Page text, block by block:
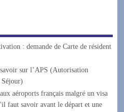
: demande de Carte de résident
sur l’APS (Autorisation
aéroports français malgré un visa
faut savoir avant le départ et une